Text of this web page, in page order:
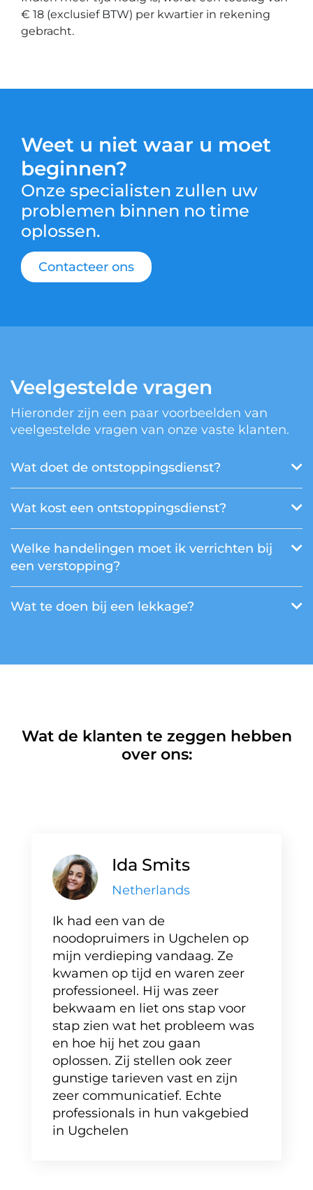
€ 18 (exclusief BTW) per kwartier in rekening
gebracht.
Weet u niet waar u moet
beginnen?
Onze specialisten zullen uw
problemen binnen no time
oplossen.
Contacteer ons
Veelgestelde vragen
Hieronder zijn een paar voorbeelden van
veelgestelde vragen van onze vaste klanten.
Wat doet de ontstoppingsdienst?
Wat kost een ontstoppingsdienst?
Welke handelingen moet ik verrichten bij
een verstopping?
Wat te doen bij een lekkage?
Wat de klanten te zeggen hebben
over ons:
Ida Smits
Netherlands
Ik had een van de
noodopruimers in Ugchelen op
mijn verdieping vandaag. Ze
kwamen op tijd en waren zeer
professioneel. Hij was zeer
bekwaam en liet ons stap voor
stap zien wat het probleem was
en hoe hij het zou gaan
oplossen. Zij stellen ook zeer
gunstige tarieven vast en zijn
zeer communicatief. Echte
professionals in hun vakgebied
in Ugchelen